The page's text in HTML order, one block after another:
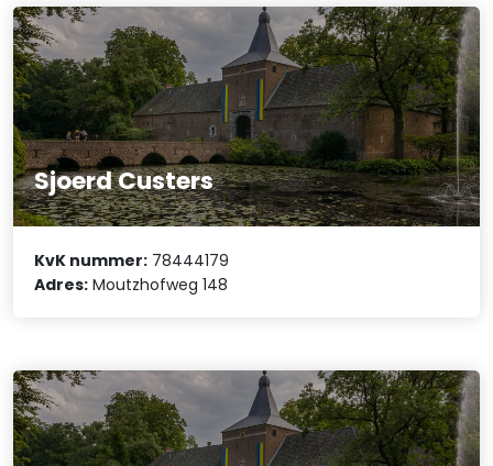
Sjoerd Custers
KvK nummer: 78444179
Adres: Moutzhofweg 148